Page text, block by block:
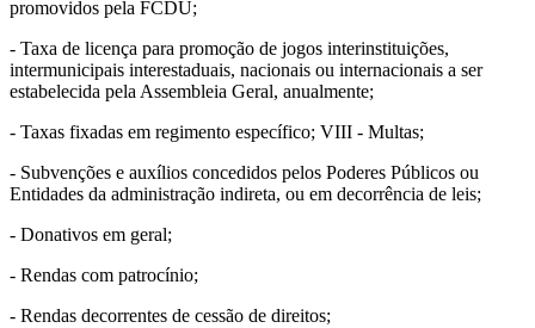
promovidos pela FCDU;
- Taxa de licença para promoção de jogos interinstituições,
intermunicipais interestaduais, nacionais ou internacionais a ser
estabelecida pela Assembleia Geral, anualmente;
- Taxas fixadas em regimento específico; VIII - Multas;
- Subvenções e auxílios concedidos pelos Poderes Públicos ou
Entidades da administração indireta, ou em decorrência de leis;
- Donativos em geral;
- Rendas com patrocínio;
- Rendas decorrentes de cessão de direitos;